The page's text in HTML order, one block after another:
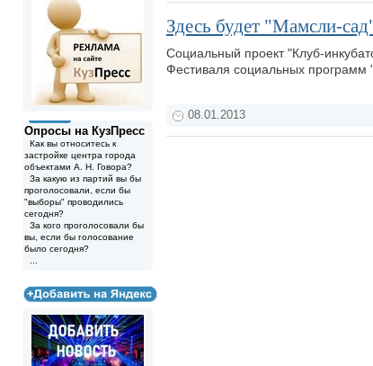
Опросы на КузПресс
Как вы относитесь к
застройке центра города
объектами А. Н. Говора?
За какую из партий вы бы
проголосовали, если бы
"выборы" проводились
сегодня?
За кого проголосовали бы
вы, если бы голосование
было сегодня?
Здесь будет "Мамсли-
Социальный проект "Клуб-
Фестиваля социальных программ
08.01.2013